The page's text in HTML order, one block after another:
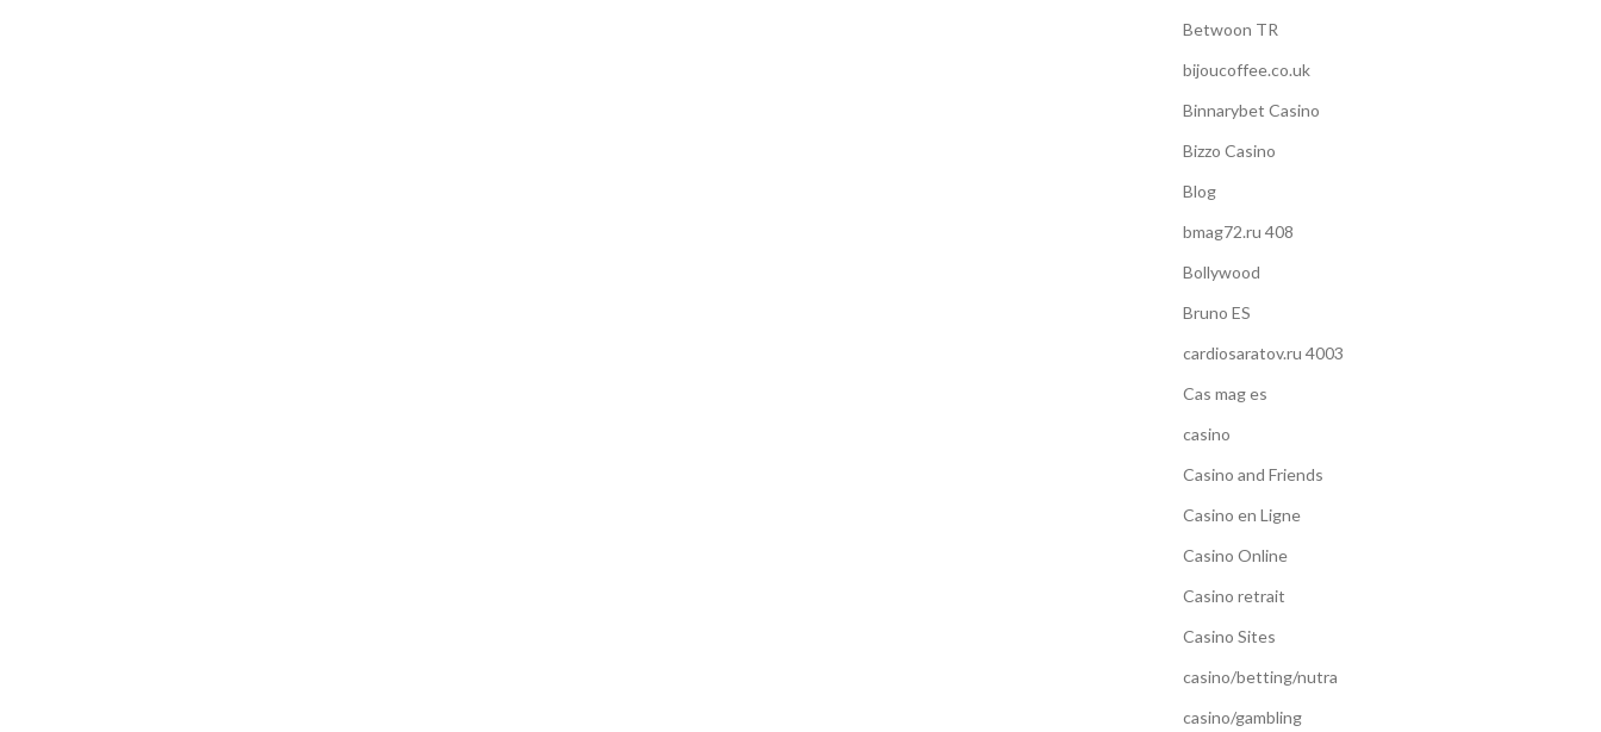
Betwoon TR
bijoucoffee.co.uk
Binnarybet Casino
Bizzo Casino
Blog
bmag72.ru 408
Bollywood
Bruno ES
cardiosaratov.ru 4003
Cas mag es
casino
Casino and Friends
Casino en Ligne
Casino Online
Casino retrait
Casino Sites
casino/betting/nutra
casino/gambling